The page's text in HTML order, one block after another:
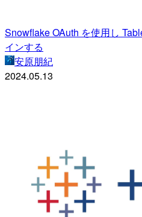
Snowflake OAuth を使用し
インする
安原朋紀
2024.05.13